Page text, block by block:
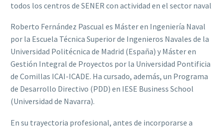
todos los centros de SENER con actividad en el sector naval
Roberto Fernández Pascual es Máster en Ingeniería Naval
por la Escuela Técnica Superior de Ingenieros Navales de la
Universidad Politécnica de Madrid (España) y Máster en
Gestión Integral de Proyectos por la Universidad Pontificia
de Comillas ICAI-ICADE. Ha cursado, además, un Programa
de Desarrollo Directivo (PDD) en IESE Business School
(Universidad de Navarra).
En su trayectoria profesional, antes de incorporarse a